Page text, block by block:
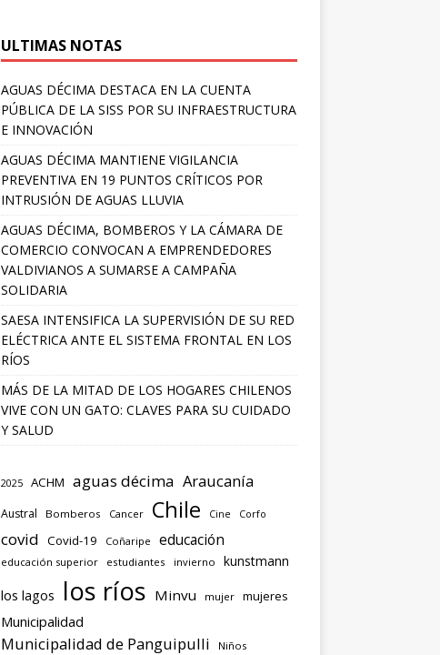
ULTIMAS NOTAS
AGUAS DÉCIMA DESTACA EN LA CUENTA
PÚBLICA DE LA SISS POR SU INFRAESTRUCTURA
E INNOVACIÓN
AGUAS DÉCIMA MANTIENE VIGILANCIA
PREVENTIVA EN 19 PUNTOS CRÍTICOS POR
INTRUSIÓN DE AGUAS LLUVIA
AGUAS DÉCIMA, BOMBEROS Y LA CÁMARA DE
COMERCIO CONVOCAN A EMPRENDEDORES
VALDIVIANOS A SUMARSE A CAMPAÑA
SOLIDARIA
SAESA INTENSIFICA LA SUPERVISIÓN DE SU RED
ELÉCTRICA ANTE EL SISTEMA FRONTAL EN LOS
RÍOS
MÁS DE LA MITAD DE LOS HOGARES CHILENOS
VIVE CON UN GATO: CLAVES PARA SU CUIDADO
Y SALUD
2025 ACHM aguas décima Araucanía
Austral Bomberos Cancer Chile Cine Corfo
covid Covid-19 Coñaripe educación
educación superior estudiantes invierno kunstmann
los lagos los ríos Minvu mujer mujeres
Municipalidad
Municipalidad de Panguipulli Niños